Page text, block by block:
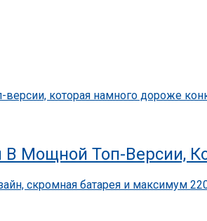
Мощной Топ-Версии,